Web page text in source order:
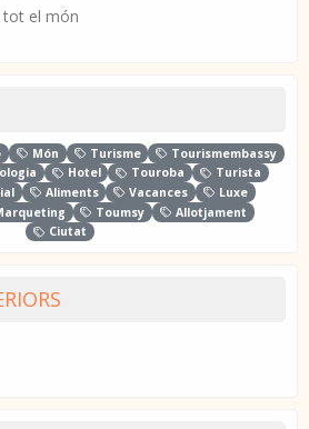
el món
Món Turisme
Tourismembassy
Hotel Touroba
Turista
Aliments Vacances
Luxe
Toumsy
Allotjament
Ciutat